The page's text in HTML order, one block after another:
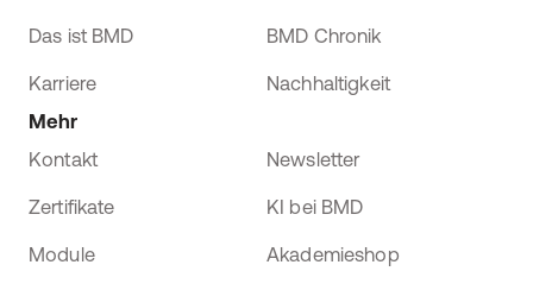
Das ist BMD
Karriere
BMD Chronik
Nachhaltigkeit
Mehr
Kontakt
Newsletter
Zertifikate KI bei BMD
Module Akademieshop